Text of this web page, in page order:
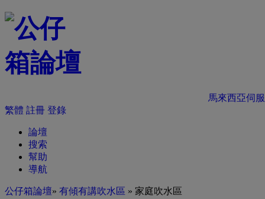
馬來西亞伺
繁體 註冊 登錄
論壇
搜索
幫助
導航
公仔箱論壇» 有傾有講吹水區 » 家庭吹水區